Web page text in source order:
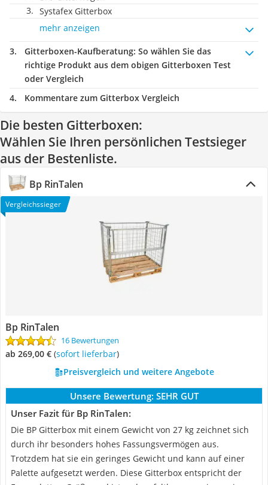
Systafex Gitterbox
mehr anzeigen
Gitterboxen-Kaufberatung: So wählen Sie das
richtige Produkt aus dem obigen Gitterboxen Test
oder Vergleich
Kommentare zum Gitterbox Vergleich
Die besten Gitterboxen:
Wählen Sie Ihren persönlichen Testsieger
aus der Bestenliste.
Bp RinTalen
Vergleichssieger
Bp RinTalen
16 Bewertungen
ab 269,00 € ( Sofort lieferbar)
Preisvergleich und weitere Angebote
Unsere Bewertung: SEHR GUT
Unser Fazit für Bp RinTalen:
Die BP Gitterbox mit einem Gewicht von 27 kg zeichnet sich
durch ihr besonders hohes Fassungsvermögen aus.
Trotzdem hat sie ein geringes Gewicht und kann auf einer
Palette aufgesetzt werden. Diese Gitterbox entspricht der